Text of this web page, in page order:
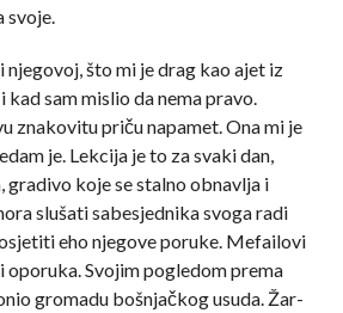
njegovoj, što mi je drag kao ajet iz
kad sam mislio da nema pravo.
znakovitu priču napamet. Ona mi je
je. Lekcija je to za svaki dan,
gradivo koje se stalno obnavlja i
slušati sabesjednika svoga radi
eho njegove poruke. Mefailovi
oporuka. Svojim pogledom prema
gromadu bošnjačkog usuda. Žar-